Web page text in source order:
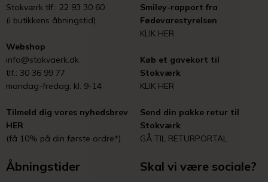
Stokværk tlf.: 22 93 30 60
(i butikkens åbningstid)
Webshop
info@stokvaerk.dk
tlf.: 30 36 99 77
mandag-fredag: kl. 9-14
Tilmeld dig vores nyhedsbrev
HER
(få 10% på din første ordre*)
Smiley-rapport fra
Fødevarestyrelsen
KLIK HER
Køb et gavekort til
Stokværk
KLIK HER
Send din pakke retur til
Stokværk
GÅ TIL RETURPORTAL
Åbningstider Skal vi være sociale?